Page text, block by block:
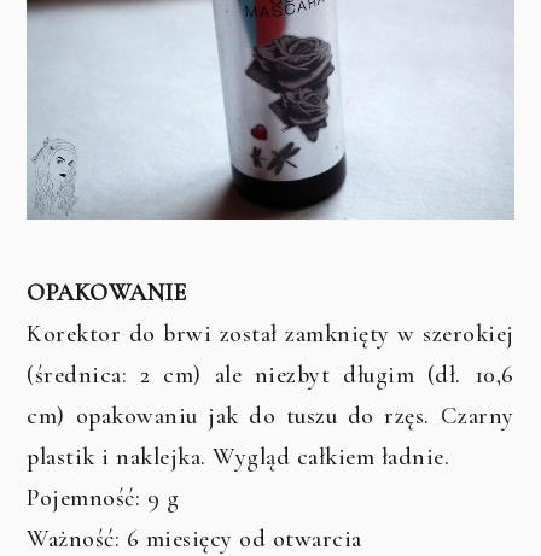
OPAKOWANIE
Korektor do brwi został zamknięty w szerokiej
(średnica: 2 cm) ale niezbyt długim (dł. 10,6
cm) opakowaniu jak do tuszu do rzęs. Czarny
plastik i naklejka. Wygląd całkiem ładnie.
Pojemność: 9 g
Ważność: 6 miesięcy od otwarcia